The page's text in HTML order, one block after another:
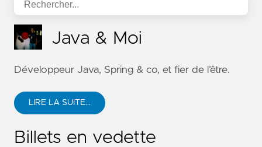
Java & Moi
Développeur Java, Spring & co, et fier de l’être.
LIRE LA SUITE…
Billets en vedette